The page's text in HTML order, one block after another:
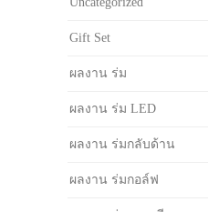
Gift Set
ผลงาน ร่ม
ผลงาน ร่ม LED
ผลงาน ร่มกลับด้าน
ผลงาน ร่มกอล์ฟ